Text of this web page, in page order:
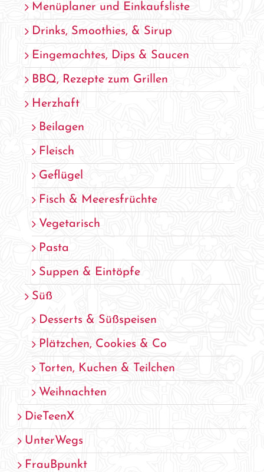
Menüplaner und Einkaufsliste
Drinks, Smoothies, & Sirup
Eingemachtes, Dips & Saucen
BBQ, Rezepte zum Grillen
Herzhaft
Beilagen
Fleisch
Geflügel
Fisch & Meeresfrüchte
Vegetarisch
Pasta
Suppen & Eintöpfe
Süß
Desserts & Süßspeisen
Plätzchen, Cookies & Co
Torten, Kuchen & Teilchen
Weihnachten
DieTeenX
UnterWegs
FrauBpunkt